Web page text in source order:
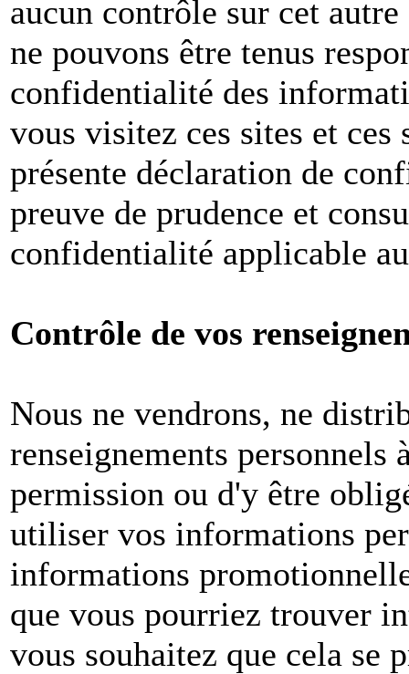
aucun contrôle sur cet
ne pouvons être tenus
confidentialité des
vous visitez ces sites et ces
présente déclaration de
preuve de prudence et
confidentialité applicable
Contrôle de vos
Nous ne vendrons, ne
renseignements
permission ou d'y être
utiliser vos informations
informations
que vous pourriez trouver
vous souhaitez que cela se